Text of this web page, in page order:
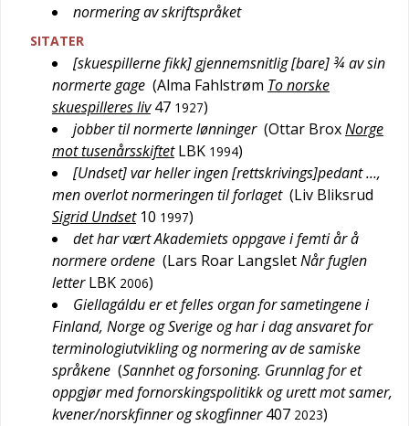
normering av skriftspråket
SITATER
[skuespillerne fikk] gjennemsnitlig [bare] ¾ av sin
normerte gage (Alma Fahlstrøm To norske
skuespilleres liv 47 1927)
jobber til normerte lønninger (Ottar BroxNorge
mot tusenårsskiftet LBK 1994)
[Undset] var heller ingen [rettskrivings]pedant …,
men overlot normeringen til forlaget (Liv Bliksrud
Sigrid Undset 10 1997)
det har vært Akademiets oppgave i femti år å
normere ordene (Lars Roar LangsletNår fuglen
letter LBK 2006)
Giellagáldu er et felles organ for sametingene i
Finland, Norge og Sverige og har i dag ansvaret for
terminologiutvikling og normering av de samiske
språkene (Sannhet og forsoning. Grunnlag for et
oppgjør med fornorskingspolitikk og urett mot samer,
kvener/norskfinner og skogfinner 407 2023)